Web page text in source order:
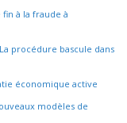
à la fraude à
procédure bascule dans
économique active
modèles de